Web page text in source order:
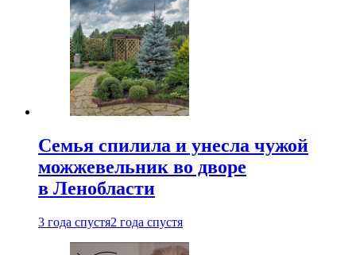
Семья спилила и унесла чужой
можжевельник во дворе
в Ленобласти
3 года спустя2 года спустя